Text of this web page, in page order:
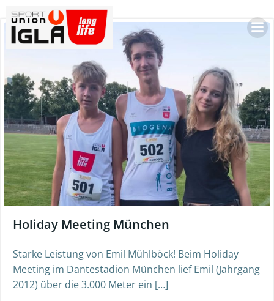
to
content
Holiday Meeting München
Starke Leistung von Emil Mühlböck! Beim Holiday
Meeting im Dantestadion München lief Emil (Jahrgang
2012) über die 3.000 Meter ein […]